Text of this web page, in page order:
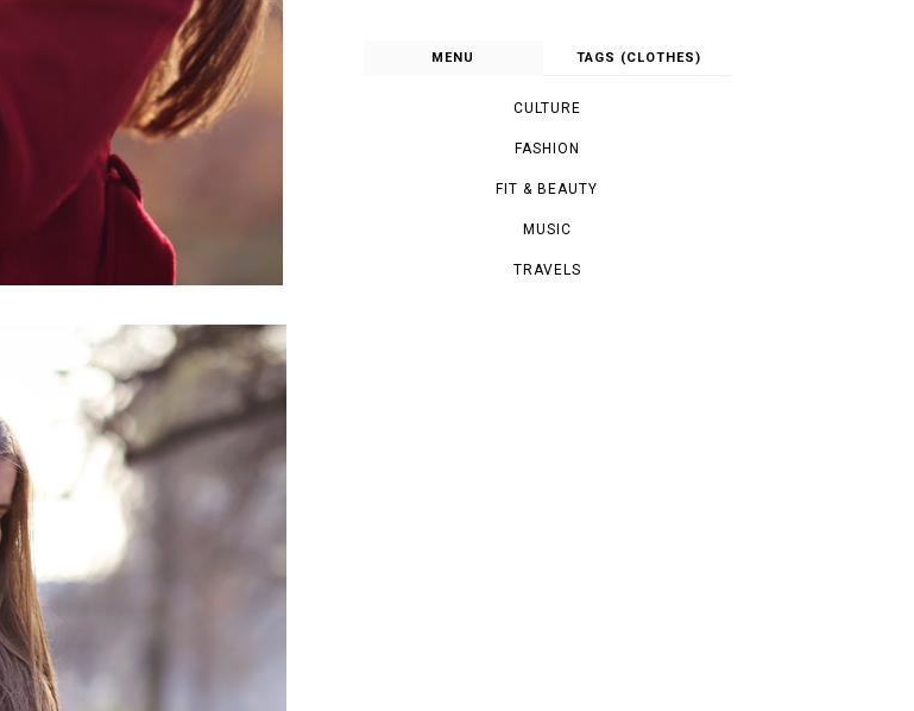
MENU TAGS (CLOTHES)
CULTURE
FASHION
FIT & BEAUTY
MUSIC
TRAVELS